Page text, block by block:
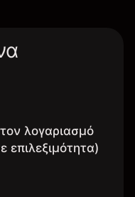
λογαριασμό
επιλεξιμότητα)